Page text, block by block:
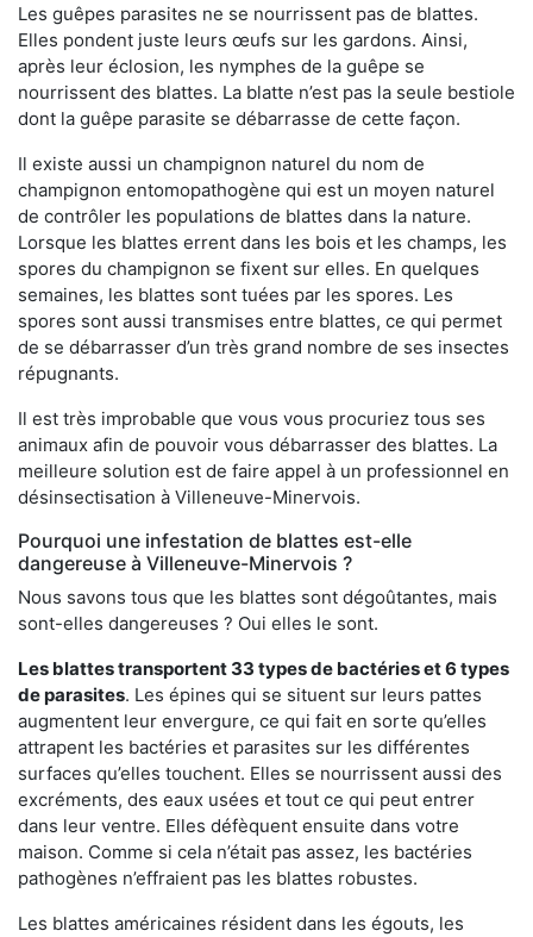
Les guêpes parasites ne se nourrissent pas de blattes.
Elles pondent juste leurs œufs sur les gardons. Ainsi,
après leur éclosion, les nymphes de la guêpe se
nourrissent des blattes. La blatte n’est pas la seule bestiole
dont la guêpe parasite se débarrasse de cette façon.
Il existe aussi un champignon naturel du nom de
champignon entomopathogène qui est un moyen naturel
de contrôler les populations de blattes dans la nature.
Lorsque les blattes errent dans les bois et les champs, les
spores du champignon se fixent sur elles. En quelques
semaines, les blattes sont tuées par les spores. Les
spores sont aussi transmises entre blattes, ce qui permet
de se débarrasser d’un très grand nombre de ses insectes
répugnants.
Il est très improbable que vous vous procuriez tous ses
animaux afin de pouvoir vous débarrasser des blattes. La
meilleure solution est de faire appel à un professionnel en
désinsectisation à Villeneuve-Minervois.
Pourquoi une infestation de blattes est-elle
dangereuse à Villeneuve-Minervois ?
Nous savons tous que les blattes sont dégoûtantes, mais
sont-elles dangereuses ? Oui elles le sont.
Les blattes transportent 33 types de bactéries et 6 types
de parasites. Les épines qui se situent sur leurs pattes
augmentent leur envergure, ce qui fait en sorte qu’elles
attrapent les bactéries et parasites sur les différentes
surfaces qu’elles touchent. Elles se nourrissent aussi des
excréments, des eaux usées et tout ce qui peut entrer
dans leur ventre. Elles défèquent ensuite dans votre
maison. Comme si cela n’était pas assez, les bactéries
pathogènes n’effraient pas les blattes robustes.
Les blattes américaines résident dans les égouts, les